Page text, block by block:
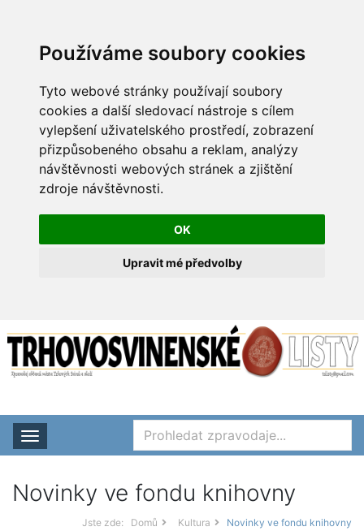
Používáme soubory cookies
Tyto webové stránky používají soubory
cookies a další sledovací nástroje s cílem
vylepšení uživatelského prostředí, zobrazení
přizpůsobeného obsahu a reklam, analýzy
návštěvnosti webových stránek a zjištění
zdroje návštěvnosti.
OK
Upravit mé předvolby
Rozbalit nabídku
Novinky ve fondu knihovny
Jste zde: Domů Kultura Novinky ve fondu knihovny